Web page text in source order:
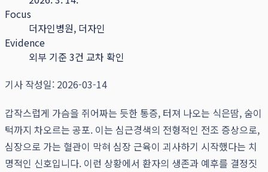
Focus
더자인병원, 더자인
Evidence
외부 기준 3건 교차 확인
기사 작성일: 2026-03-14
갑작스럽게 가슴을 쥐어짜는 듯한 통증, 터져 나오는 식은땀, 숨이
턱까지 차오르는 공포. 이는 심근경색의 전형적인 전조 증상으로,
심장으로 가는 혈관이 막혀 심장 근육이 괴사하기 시작했다는 치
명적인 신호입니다. 이런 상황에서 환자의 생존과 예후를 결정짓